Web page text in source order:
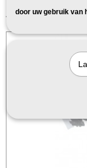
door uw gebruik van